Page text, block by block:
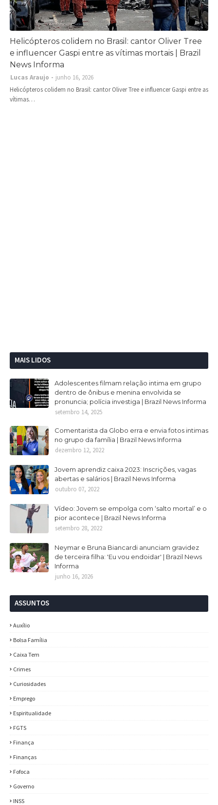
Helicópteros colidem no Brasil: cantor Oliver Tree
e influencer Gaspi entre as vítimas mortais | Brazil
News Informa
Lucas Araujo
junho 16, 2026
Helicópteros colidem no Brasil: cantor Oliver Tree e influencer Gaspi entre as
vítimas…
MAIS LIDOS
Adolescentes filmam relação intima em grupo
dentro de ônibus e menina envolvida se
pronuncia; polícia investiga | Brazil News Informa
setembro 14, 2025
Comentarista da Globo erra e envia fotos intimas
no grupo da família | Brazil News Informa
dezembro 12, 2022
Jovem aprendiz caixa 2023: Inscrições, vagas
abertas e salários | Brazil News Informa
outubro 07, 2022
Vídeo: Jovem se empolga com ‘salto mortal’ e o
pior acontece | Brazil News Informa
setembro 28, 2022
Neymar e Bruna Biancardi anunciam gravidez
de terceira filha: 'Eu vou endoidar' | Brazil News
Informa
junho 16, 2026
ASSUNTOS
Auxílio
Bolsa Família
Caixa Tem
Crimes
Curiosidades
Emprego
Espiritualidade
FGTS
Finança
Finanças
Fofoca
Governo
INSS